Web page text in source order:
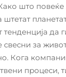
што повеќе
да
за
Кога
процеси,